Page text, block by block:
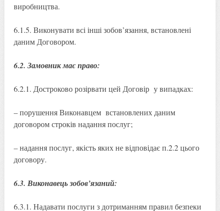
виробництва.
6.1.5. Виконувати всі інші зобов’язання, встановлені
даним Договором.
6.2. Замовник має право:
6.2.1. Достроково розірвати цей Договір у випадках:
– порушення Виконавцем встановлених даним
договором строків надання послуг;
– надання послуг, якість яких не відповідає п.2.2 цього
договору.
6.3. Виконавець зобов’язаний:
6.3.1. Надавати послуги з дотриманням правил безпеки